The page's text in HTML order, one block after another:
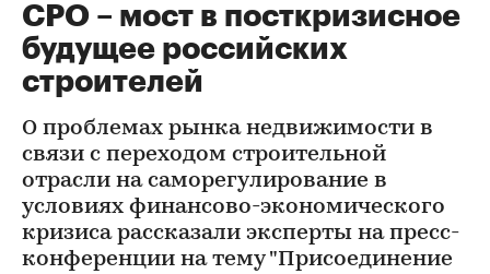
СРО – мост в посткризисное
будущее российских
строителей
О проблемах рынка недвижимости в
связи с переходом строительной
отрасли на саморегулирование в
условиях финансово-экономического
кризиса рассказали эксперты на пресс-
конференции на тему "Присоединение